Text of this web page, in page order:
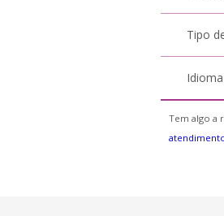
Tipo
Idioma
Tem algo a